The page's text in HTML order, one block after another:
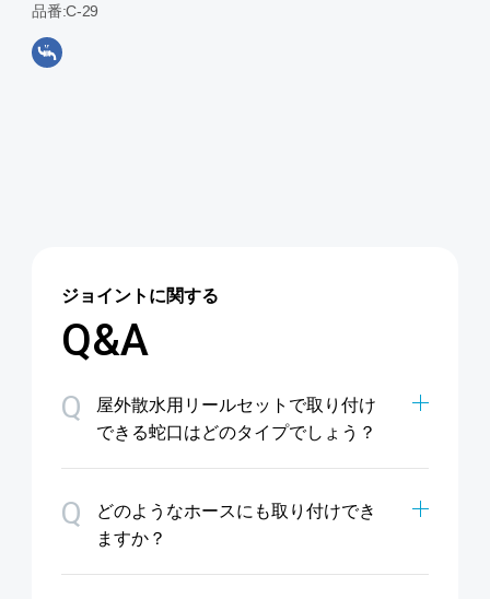
品番:C-29
ジョイントに関する
Q&A
Q
屋外散水用リールセットで取り付け
できる蛇口はどのタイプでしょう？
Q
どのようなホースにも取り付けでき
ますか？